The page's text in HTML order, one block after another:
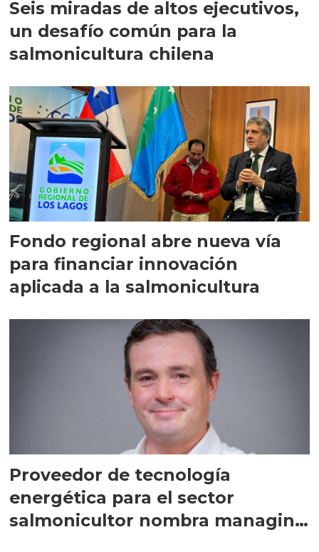
Seis miradas de altos ejecutivos,
un desafío común para la
salmonicultura chilena
Fondo regional abre nueva vía
para financiar innovación
aplicada a la salmonicultura
Proveedor de tecnología
energética para el sector
salmonicultor nombra managing